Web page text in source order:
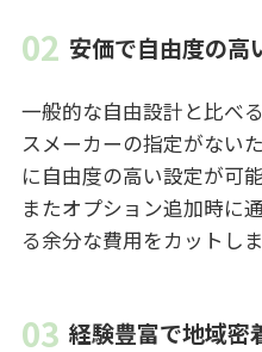
安価で自由度の高
一般的な自由設計と比べ
スメーカーの指定がない
に自由度の高い設定が可能
またオプション追加時に
る余分な費用をカットしま
経験豊富で地域密